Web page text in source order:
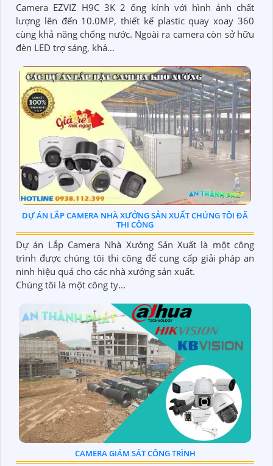
Camera EZVIZ H9C 3K 2 ống kính với hình ảnh chất
lượng lên đến 10.0MP, thiết kế plastic quay xoay 360
cùng khả năng chống nước. Ngoài ra camera còn sở hữu
đèn LED trợ sáng, khả...
DỰ ÁN LẮP CAMERA NHÀ XƯỞNG SẢN XUẤT CHÚNG TÔI ĐÃ
THI CÔNG
Dự án Lắp Camera Nhà Xưởng Sản Xuất là một công
trình được chúng tôi thi công để cung cấp giải pháp an
ninh hiệu quả cho các nhà xưởng sản xuất.
Chúng tôi là một công ty...
CAMERA GIÁM SÁT CÔNG TRÌNH